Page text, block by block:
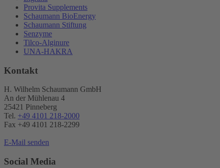
Provita Supplements
Schaumann BioEnergy
Schaumann Stiftung
Senzyme
Tilco-Alginure
UNA-HAKRA
Kontakt
H. Wilhelm Schaumann GmbH
An der Mühlenau 4
25421 Pinneberg
Tel. +49 4101 218-2000
Fax +49 4101 218​-2299
E-Mail senden
Social Media